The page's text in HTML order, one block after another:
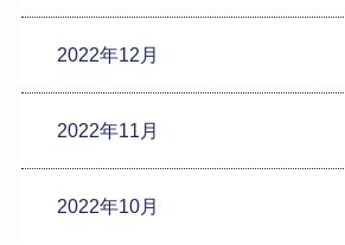
2022年12月
2022年11月
2022年10月